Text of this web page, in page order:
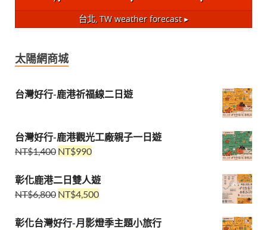
台北, TWweather forecast ▸
太陽網商城
台灣好行-鹿港祈福線二日遊
台灣好行-鹿港觀光工廠親子一日遊
NT$1,400 NT$990
彰化鹿港二日雙人遊
NT$6,800 NT$4,500
彰化台灣好行-月影燈季主題小旅行